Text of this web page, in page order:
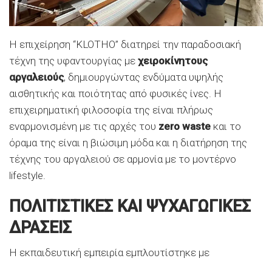
Η επιχείρηση “ΚLOTHO” διατηρεί την παραδοσιακή
τέχνη της υφαντουργίας με χειροκίνητους
αργαλειούς, δημιουργώντας ενδύματα υψηλής
αισθητικής και ποιότητας από φυσικές ίνες. Η
επιχειρηματική φιλοσοφία της είναι πλήρως
εναρμονισμένη με τις αρχές του zero waste και το
όραμα της είναι η βιώσιμη μόδα και η διατήρηση της
τέχνης του αργαλειού σε αρμονία με το μοντέρνο
lifestyle.
ΠΟΛΙΤΙΣΤΙΚΕΣ ΚΑΙ ΨΥΧΑΓΩΓΙΚΕΣ
ΔΡΑΣΕΙΣ
Η εκπαιδευτική εμπειρία εμπλουτίστηκε με